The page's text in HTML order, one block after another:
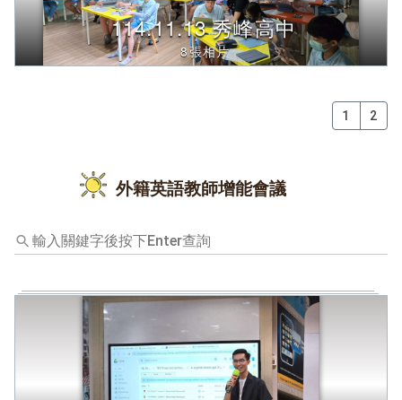
114.11.13 秀峰高中
8張相片
1 2
外籍英語教師增能會議
輸
入
鍵